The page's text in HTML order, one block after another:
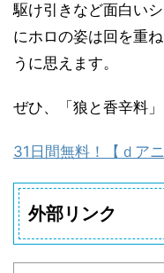
駆け引きなど面白い
にホロの姿は回を重
うに思えます。
ぜひ、「狼と香辛料
31日間無料！【ｄアニ
外部リンク